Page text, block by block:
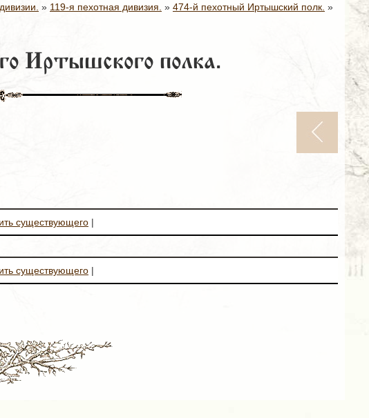
» 119-я пехотная дивизия. » 474-й пехотный Иртышский полк. »
Иртышского полка.
существующего |
существующего |